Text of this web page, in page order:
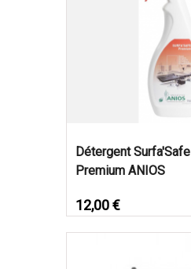
Détergent Surfa'Safe
Premium ANIOS
Prix
12,00 €